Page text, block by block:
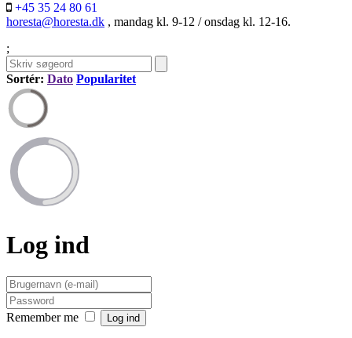
+45 35 24 80 61
horesta@horesta.dk , mandag kl. 9-12 / onsdag kl. 12-16.
;
Sortér: Dato Popularitet
Log ind
Remember me